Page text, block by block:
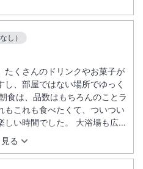
し）
る
たくさんのドリンクやお菓子が
、部屋ではない場所でゆっく
もこれも食べたくて、ついつい
でした。 大浴場も広く